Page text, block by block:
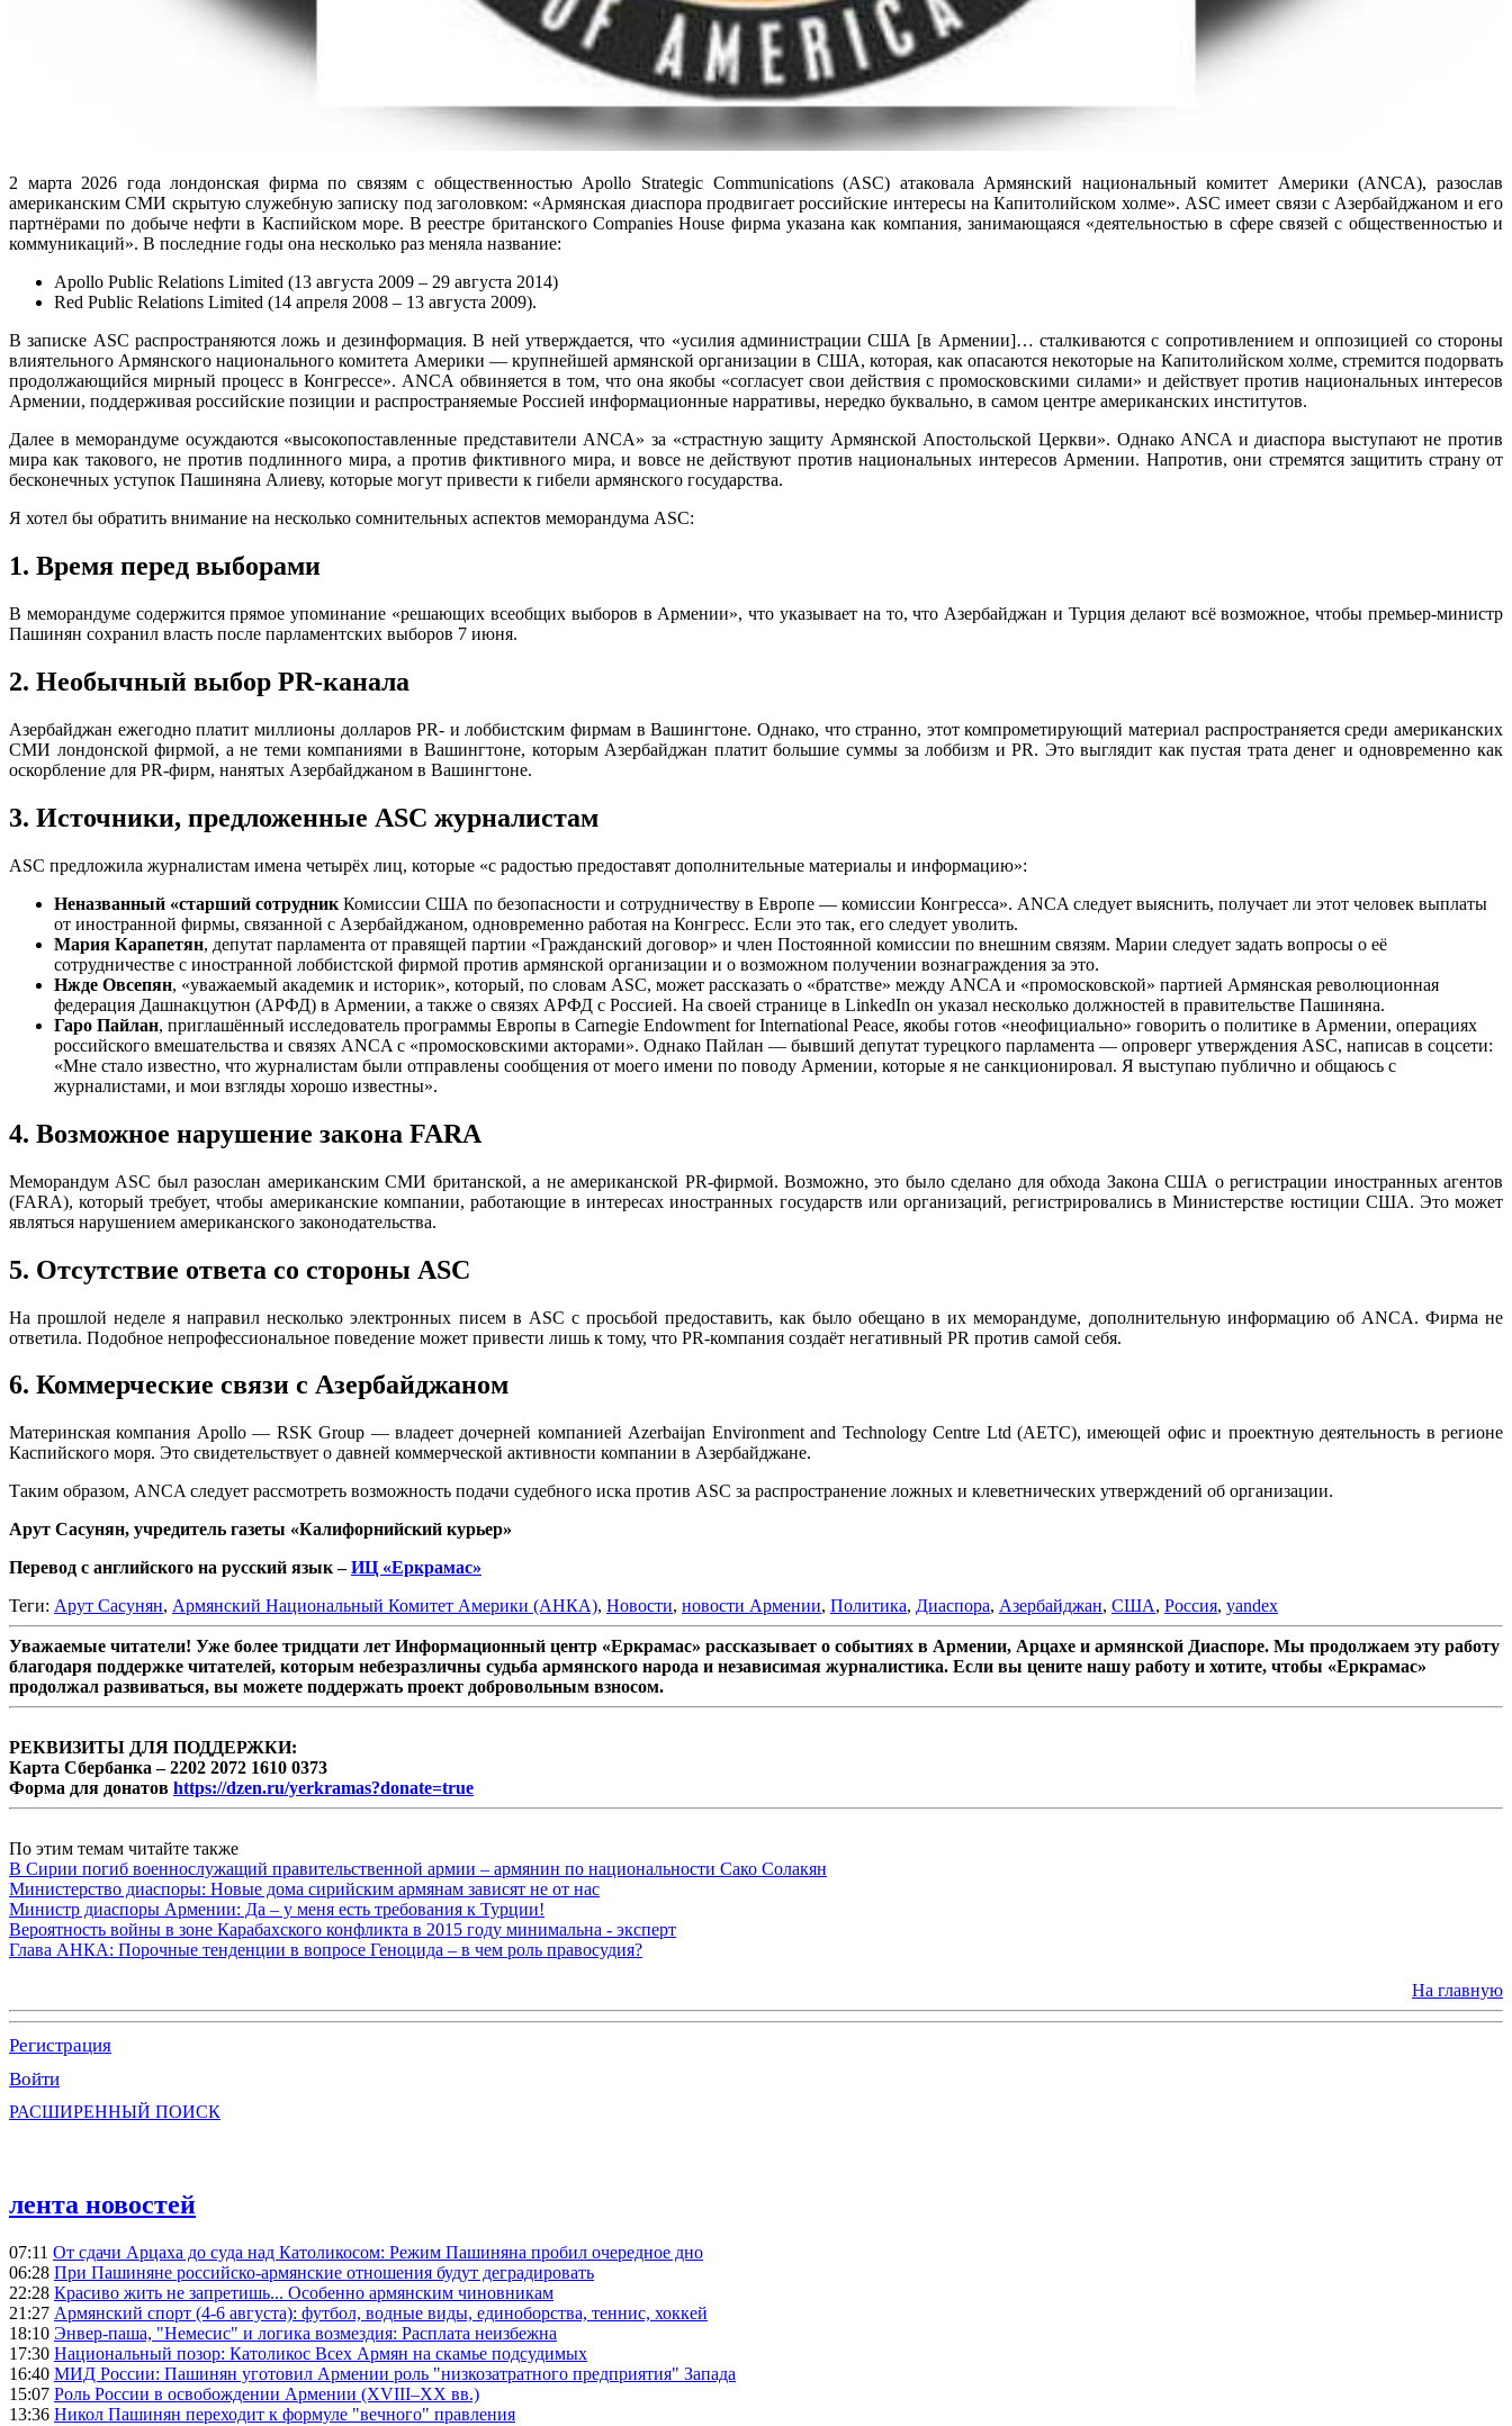
2 марта 2026 года лондонская фирма по связям с общественностью Apollo Strategic Communications (ASC) атаковала Армянский национальный комитет Америки (ANCA), разослав
американским СМИ скрытую служебную записку под заголовком: «Армянская диаспора продвигает российские интересы на Капитолийском холме». ASC имеет связи с Азербайджаном и его
партнёрами по добыче нефти в Каспийском море. В реестре британского Companies House фирма указана как компания, занимающаяся «деятельностью в сфере связей с общественностью и
коммуникаций». В последние годы она несколько раз меняла название:
Apollo Public Relations Limited (13 августа 2009 – 29 августа 2014)
Red Public Relations Limited (14 апреля 2008 – 13 августа 2009).
В записке ASC распространяются ложь и дезинформация. В ней утверждается, что «усилия администрации США [в Армении]… сталкиваются с сопротивлением и оппозицией со стороны
влиятельного Армянского национального комитета Америки — крупнейшей армянской организации в США, которая, как опасаются некоторые на Капитолийском холме, стремится подорвать
продолжающийся мирный процесс в Конгрессе». ANCA обвиняется в том, что она якобы «согласует свои действия с промосковскими силами» и действует против национальных интересов
Армении, поддерживая российские позиции и распространяемые Россией информационные нарративы, нередко буквально, в самом центре американских институтов.
Далее в меморандуме осуждаются «высокопоставленные представители ANCA» за «страстную защиту Армянской Апостольской Церкви». Однако ANCA и диаспора выступают не против
мира как такового, не против подлинного мира, а против фиктивного мира, и вовсе не действуют против национальных интересов Армении. Напротив, они стремятся защитить страну от
бесконечных уступок Пашиняна Алиеву, которые могут привести к гибели армянского государства.
Я хотел бы обратить внимание на несколько сомнительных аспектов меморандума ASC:
1. Время перед выборами
В меморандуме содержится прямое упоминание «решающих всеобщих выборов в Армении», что указывает на то, что Азербайджан и Турция делают всё возможное, чтобы премьер-министр
Пашинян сохранил власть после парламентских выборов 7 июня.
2. Необычный выбор PR-канала
Азербайджан ежегодно платит миллионы долларов PR- и лоббистским фирмам в Вашингтоне. Однако, что странно, этот компрометирующий материал распространяется среди американских
СМИ лондонской фирмой, а не теми компаниями в Вашингтоне, которым Азербайджан платит большие суммы за лоббизм и PR. Это выглядит как пустая трата денег и одновременно как
оскорбление для PR-фирм, нанятых Азербайджаном в Вашингтоне.
3. Источники, предложенные ASC журналистам
ASC предложила журналистам имена четырёх лиц, которые «с радостью предоставят дополнительные материалы и информацию»:
Неназванный «старший сотрудник Комиссии США по безопасности и сотрудничеству в Европе — комиссии Конгресса». ANCA следует выяснить, получает ли этот человек выплаты
от иностранной фирмы, связанной с Азербайджаном, одновременно работая на Конгресс. Если это так, его следует уволить.
Мария Карапетян, депутат парламента от правящей партии «Гражданский договор» и член Постоянной комиссии по внешним связям. Марии следует задать вопросы о её
сотрудничестве с иностранной лоббистской фирмой против армянской организации и о возможном получении вознаграждения за это.
Нжде Овсепян, «уважаемый академик и историк», который, по словам ASC, может рассказать о «братстве» между ANCA и «промосковской» партией Армянская революционная
федерация Дашнакцутюн (АРФД) в Армении, а также о связях АРФД с Россией. На своей странице в LinkedIn он указал несколько должностей в правительстве Пашиняна.
Гаро Пайлан, приглашённый исследователь программы Европы в Carnegie Endowment for International Peace, якобы готов «неофициально» говорить о политике в Армении, операциях
российского вмешательства и связях ANCA с «промосковскими акторами». Однако Пайлан — бывший депутат турецкого парламента — опроверг утверждения ASC, написав в соцсети:
«Мне стало известно, что журналистам были отправлены сообщения от моего имени по поводу Армении, которые я не санкционировал. Я выступаю публично и общаюсь с
журналистами, и мои взгляды хорошо известны».
4. Возможное нарушение закона FARA
Меморандум ASC был разослан американским СМИ британской, а не американской PR-фирмой. Возможно, это было сделано для обхода Закона США о регистрации иностранных агентов
(FARA), который требует, чтобы американские компании, работающие в интересах иностранных государств или организаций, регистрировались в Министерстве юстиции США. Это может
являться нарушением американского законодательства.
5. Отсутствие ответа со стороны ASC
На прошлой неделе я направил несколько электронных писем в ASC с просьбой предоставить, как было обещано в их меморандуме, дополнительную информацию об ANCA. Фирма не
ответила. Подобное непрофессиональное поведение может привести лишь к тому, что PR-компания создаёт негативный PR против самой себя.
6. Коммерческие связи с Азербайджаном
Материнская компания Apollo — RSK Group — владеет дочерней компанией Azerbaijan Environment and Technology Centre Ltd (AETC), имеющей офис и проектную деятельность в регионе
Каспийского моря. Это свидетельствует о давней коммерческой активности компании в Азербайджане.
Таким образом, ANCA следует рассмотреть возможность подачи судебного иска против ASC за распространение ложных и клеветнических утверждений об организации.
Арут Сасунян, учредитель газеты «Калифорнийский курьер»
Перевод с английского на русский язык –ИЦ «Еркрамас»
Теги: Арут Сасунян, Армянский Национальный Комитет Америки (АНКА), Новости, новости Армении, Политика, Диаспора, Азербайджан, США, Россия, yandex
Уважаемые читатели! Уже более тридцати лет Информационный центр «Еркрамас» рассказывает о событиях в Армении, Арцахе и армянской Диаспоре. Мы продолжаем эту работу
благодаря поддержке читателей, которым небезразличны судьба армянского народа и независимая журналистика. Если вы цените нашу работу и хотите, чтобы «Еркрамас»
продолжал развиваться, вы можете поддержать проект добровольным взносом.
РЕКВИЗИТЫ ДЛЯ ПОДДЕРЖКИ:
Карта Сбербанка – 2202 2072 1610 0373
Форма для донатов https://dzen.ru/yerkramas?donate=true
По этим темам читайте также
В Сирии погиб военнослужащий правительственной армии – армянин по национальности Сако Солакян
Министерство диаспоры: Новые дома сирийским армянам зависят не от нас
Министр диаспоры Армении: Да – у меня есть требования к Турции!
Вероятность войны в зоне Карабахского конфликта в 2015 году минимальна - эксперт
Глава АНКА: Порочные тенденции в вопросе Геноцида – в чем роль правосудия?
На главную
Регистрация
Войти
РАСШИРЕННЫЙ ПОИСК
лента новостей
07:11 От сдачи Арцаха до суда над Католикосом: Режим Пашиняна пробил очередное дно
06:28 При Пашиняне российско-армянские отношения будут деградировать
22:28 Красиво жить не запретишь... Особенно армянским чиновникам
21:27 Армянский спорт (4-6 августа): футбол, водные виды, единоборства, теннис, хоккей
18:10 Энвер-паша, "Немесис" и логика возмездия: Расплата неизбежна
17:30 Национальный позор: Католикос Всех Армян на скамье подсудимых
16:40 МИД России: Пашинян уготовил Армении роль "низкозатратного предприятия" Запада
15:07 Роль России в освобождении Армении (XVIII–XX вв.)
13:36 Никол Пашинян переходит к формуле "вечного" правления